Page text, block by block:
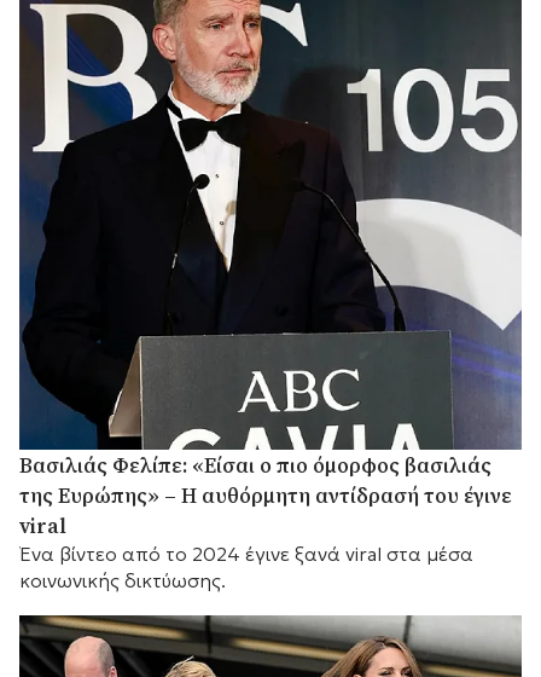
Βασιλιάς Φελίπε: «Είσαι ο πιο όμορφος βασιλιάς
της Ευρώπης» – Η αυθόρμητη αντίδρασή του έγινε
viral
Ένα βίντεο από το 2024 έγινε ξανά viral στα μέσα
κοινωνικής δικτύωσης.